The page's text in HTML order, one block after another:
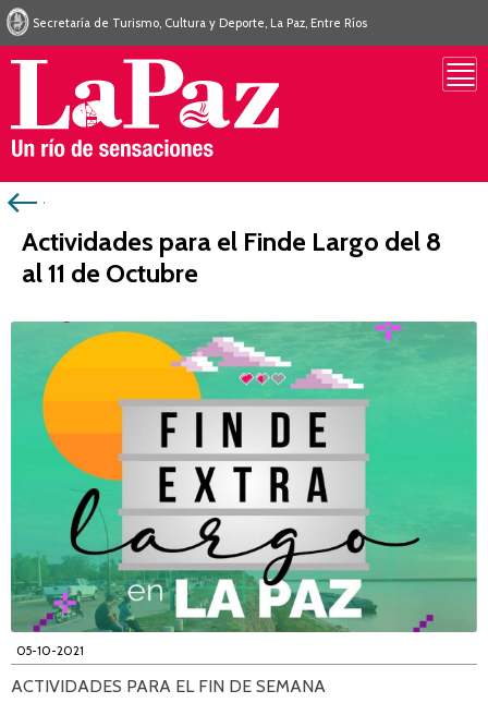
Secretaría de Turismo, Cultura y Deporte, La Paz, Entre Ríos
Actividades para el Finde Largo del 8
al 11 de Octubre
05-10-2021
ACTIVIDADES PARA EL FIN DE SEMANA